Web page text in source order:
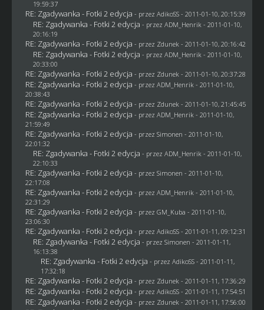
19:59:37
RE: Zgadywanka - Fotki 2 edycja - przez AdikoSS - 2011-01-10, 20:15:39
RE: Zgadywanka - Fotki 2 edycja - przez ADM_Henrik - 2011-01-10,
20:16:19
RE: Zgadywanka - Fotki 2 edycja - przez Zdunek - 2011-01-10, 20:16:42
RE: Zgadywanka - Fotki 2 edycja - przez ADM_Henrik - 2011-01-10,
20:33:00
RE: Zgadywanka - Fotki 2 edycja - przez Zdunek - 2011-01-10, 20:37:28
RE: Zgadywanka - Fotki 2 edycja - przez ADM_Henrik - 2011-01-10,
20:38:43
RE: Zgadywanka - Fotki 2 edycja - przez Zdunek - 2011-01-10, 21:45:45
RE: Zgadywanka - Fotki 2 edycja - przez ADM_Henrik - 2011-01-10,
21:59:49
RE: Zgadywanka - Fotki 2 edycja - przez Simonen - 2011-01-10,
22:01:32
RE: Zgadywanka - Fotki 2 edycja - przez ADM_Henrik - 2011-01-10,
22:10:33
RE: Zgadywanka - Fotki 2 edycja - przez Simonen - 2011-01-10,
22:17:08
RE: Zgadywanka - Fotki 2 edycja - przez ADM_Henrik - 2011-01-10,
22:31:29
RE: Zgadywanka - Fotki 2 edycja - przez GM_Kuba - 2011-01-10,
23:06:30
RE: Zgadywanka - Fotki 2 edycja - przez AdikoSS - 2011-01-11, 09:12:31
RE: Zgadywanka - Fotki 2 edycja - przez Simonen - 2011-01-11,
16:13:38
RE: Zgadywanka - Fotki 2 edycja - przez AdikoSS - 2011-01-11,
17:32:18
RE: Zgadywanka - Fotki 2 edycja - przez Zdunek - 2011-01-11, 17:36:29
RE: Zgadywanka - Fotki 2 edycja - przez AdikoSS - 2011-01-11, 17:54:51
RE: Zgadywanka - Fotki 2 edycja - przez Zdunek - 2011-01-11, 17:56:00